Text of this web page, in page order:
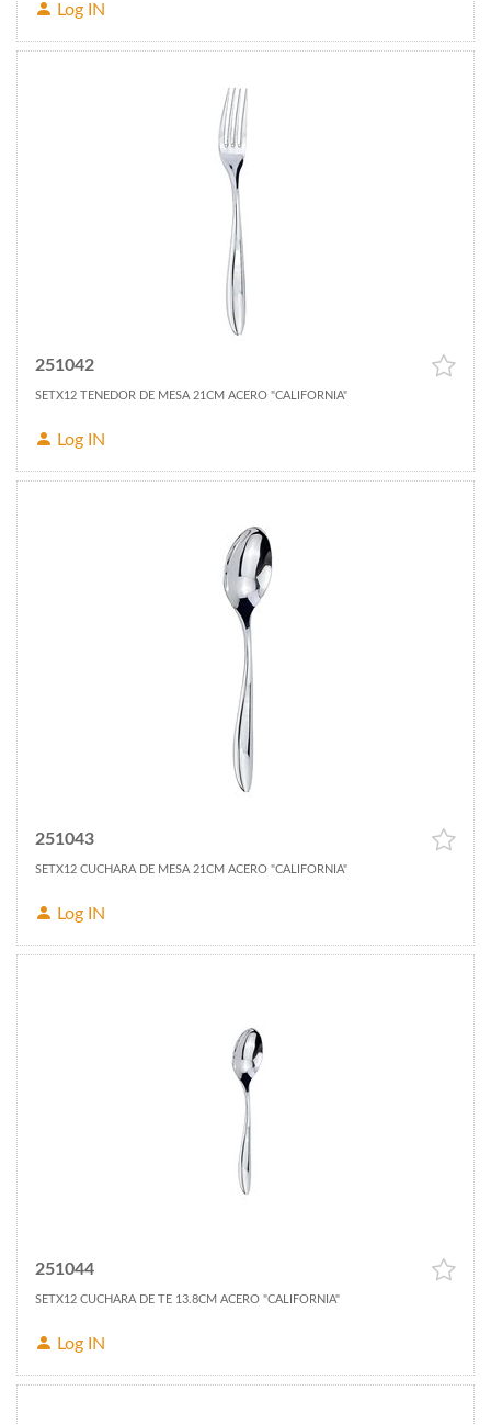
Log IN
251042
SETX12 TENEDOR DE MESA 21CM ACERO "CALIFORNIA"
Log IN
251043
SETX12 CUCHARA DE MESA 21CM ACERO "CALIFORNIA"
Log IN
251044
SETX12 CUCHARA DE TE 13.8CM ACERO "CALIFORNIA"
Log IN